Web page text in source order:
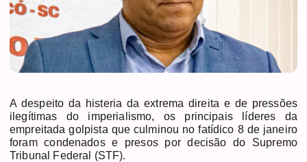
A despeito da histeria da extrema direita e de pressões
ilegítimas do imperialismo, os principais líderes da
empreitada golpista que culminou no fatídico 8 de janeiro
foram condenados e presos por decisão do Supremo
Tribunal Federal (STF).